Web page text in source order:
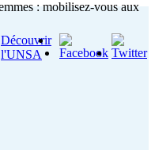
Découvrir
l'UNSA